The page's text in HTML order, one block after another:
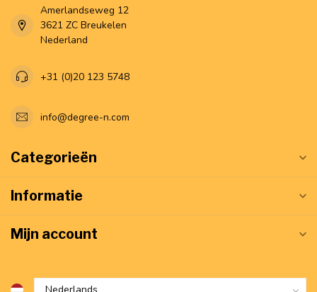
Amerlandseweg 12
3621 ZC Breukelen
Nederland
+31 (0)20 123 5748
info@degree-n.com
Categorieën
Informatie
Mijn account